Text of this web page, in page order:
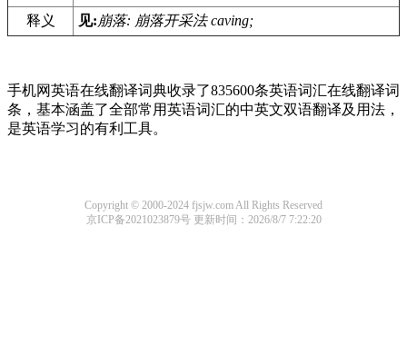
释义
见:崩落: 崩落开采法 caving;
手机网英语在线翻译词典收录了835600条英语词汇在线翻译词
条，基本涵盖了全部常用英语词汇的中英文双语翻译及用法，
是英语学习的有利工具。
Copyright © 2000-2024 fjsjw.com All Rights Reserved
京ICP备2021023879号更新时间：2026/8/7 7:22:20